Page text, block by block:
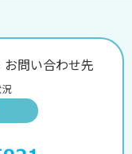
問い合わせ先